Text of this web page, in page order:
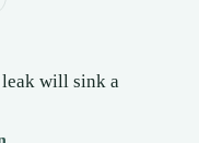
leak will sink a